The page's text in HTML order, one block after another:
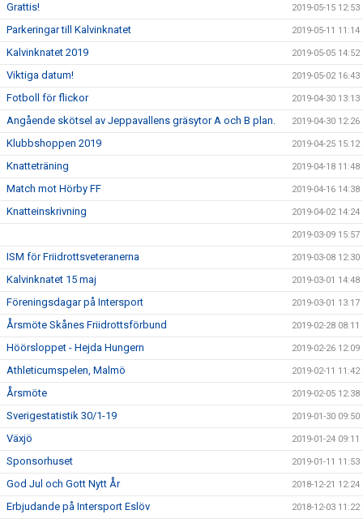
Grattis! 2019-05-15 12:53
Parkeringar till Kalvinknatet 2019-05-11 11:14
Kalvinknatet 2019 2019-05-05 14:52
Viktiga datum! 2019-05-02 16:43
Fotboll för flickor 2019-04-30 13:13
Angående skötsel av Jeppavallens gräsytor A och B plan. 2019-04-30 12:26
Klubbshoppen 2019 2019-04-25 15:12
Knatteträning 2019-04-18 11:48
Match mot Hörby FF 2019-04-16 14:38
Knatteinskrivning 2019-04-02 14:24
2019-03-09 15:57
ISM för Friidrottsveteranerna 2019-03-08 12:30
Kalvinknatet 15 maj 2019-03-01 14:48
Föreningsdagar på Intersport 2019-03-01 13:17
Årsmöte Skånes Friidrottsförbund 2019-02-28 08:11
Höörsloppet - Hejda Hungern 2019-02-26 12:09
Athleticumspelen, Malmö 2019-02-11 11:42
Årsmöte 2019-02-05 12:38
Sverigestatistik 30/1-19 2019-01-30 09:50
Växjö 2019-01-24 09:11
Sponsorhuset 2019-01-11 11:53
God Jul och Gott Nytt År 2018-12-21 12:24
Erbjudande på Intersport Eslöv 2018-12-03 11:22